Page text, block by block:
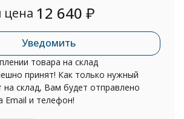
цена 12 640 ₽
Уведомить
товара на склад
принят! Как только нужный
на склад, Вам будет отправлено
Email и телефон!